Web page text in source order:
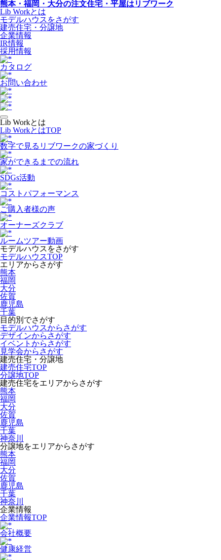
熊本・福岡・大分の注文住宅・平屋はリブワーク
Lib Workとは
モデルハウスをさがす
建売住宅・分譲地
企業情報
IR情報
採用情報
カタログ
お問い合わせ
Lib Workとは
Lib WorkとはTOP
数字で⾒るリブワークの家づくり
家ができるまでの流れ
SDGs活動
コストパフォーマンス
ご購入者様の声
オーナーズクラブ
ルームツアー動画
モデルハウスをさがす
モデルハウスTOP
エリアからさがす
熊本
福岡
大分
佐賀
鹿児島
千葉
目的別でさがす
モデルハウスからさがす
デザインからさがす
イベントからさがす
見学会からさがす
建売住宅・分譲地
建売住宅TOP
分譲地TOP
建売住宅をエリアからさがす
熊本
福岡
大分
佐賀
鹿児島
千葉
神奈川
分譲地をエリアからさがす
熊本
福岡
大分
佐賀
鹿児島
千葉
神奈川
企業情報
企業情報TOP
会社概要
健康経営